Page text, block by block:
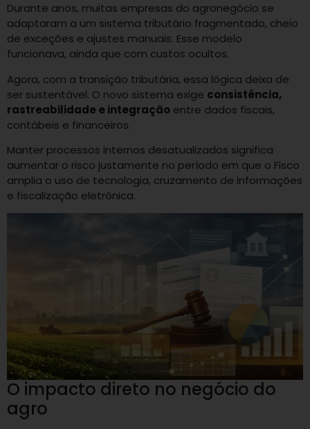
Durante anos, muitas empresas do agronegócio se
adaptaram a um sistema tributário fragmentado, cheio
de exceções e ajustes manuais. Esse modelo
funcionava, ainda que com custos ocultos.
Agora, com a transição tributária, essa lógica deixa de
ser sustentável. O novo sistema exige consistência,
rastreabilidade e integração entre dados fiscais,
contábeis e financeiros.
Manter processos internos desatualizados significa
aumentar o risco justamente no período em que o Fisco
amplia o uso de tecnologia, cruzamento de informações
e fiscalização eletrônica.
O impacto direto no negócio do
agro